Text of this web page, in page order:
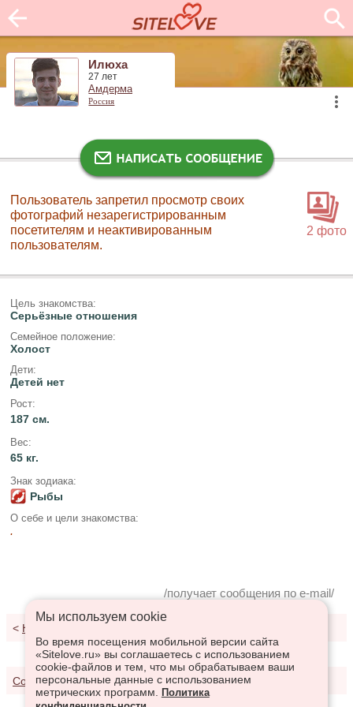
Илюха
27 лет
Амдерма
Россия
2 фото
Пользователь запретил просмотр своих
фотографий незарегистрированным
посетителям и неактивированным
пользователям.
Цель знакомства:
Серьёзные отношения
Семейное положение:
Холост
Дети:
Детей нет
Рост:
187 см.
Вес:
65 кг.
Знак зодиака:
Рыбы
О себе и цели знакомства:
.
/получает сообщения по e-mail/
< К результатам поиска
Соглашение о предоставлении услуг
Мы используем сookie
Во время посещения мобильной версии сайта
«Sitelove.ru» вы соглашаетесь с использованием
cookie-файлов и тем, что мы обрабатываем ваши
персональные данные с использованием
метрических программ.
Политика